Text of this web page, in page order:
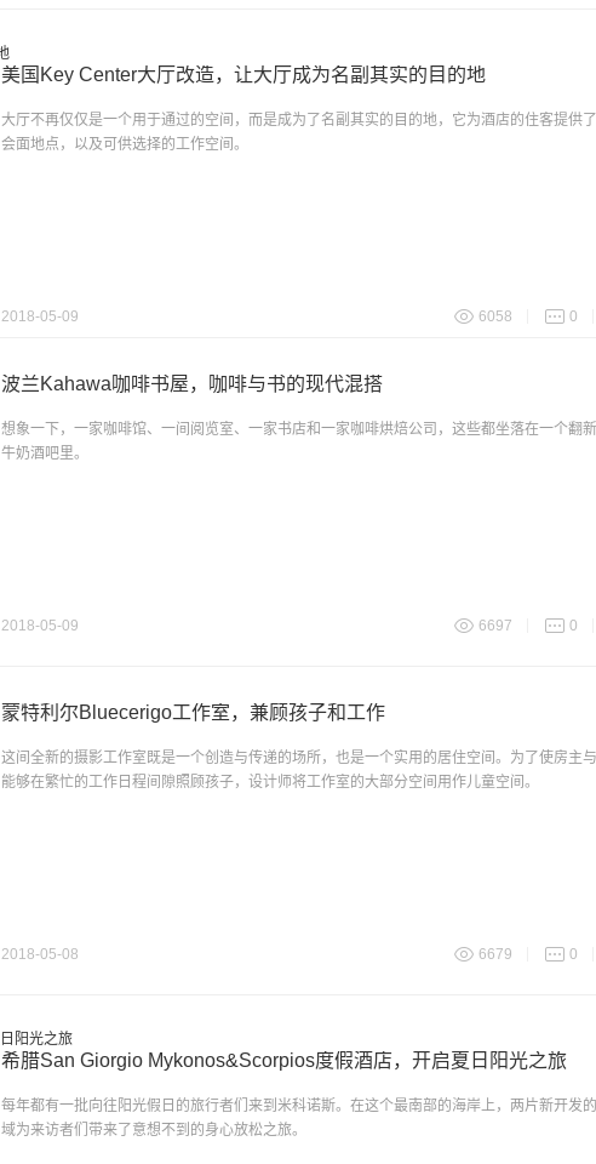
美国Key Center大厅改造，让大厅成为名副其实的目的地
大厅不再仅仅是一个用于通过的空间，而是成为了名副其实的目的地，它为酒店的住客提供
会面地点，以及可供选择的工作空间。
2018-05-09 6058 0
波兰Kahawa咖啡书屋，咖啡与书的现代混搭
想象一下，一家咖啡馆、一间阅览室、一家书店和一家咖啡烘焙公司，这些都坐落在一个翻
牛奶酒吧里。
2018-05-09 6697 0
蒙特利尔Bluecerigo工作室，兼顾孩子和工作
这间全新的摄影工作室既是一个创造与传递的场所，也是一个实用的居住空间。为了使房主
能够在繁忙的工作日程间隙照顾孩子，设计师将工作室的大部分空间用作儿童空间。
2018-05-08 6679 0
希腊San Giorgio Mykonos&Scorpios度假酒店，开启夏日阳光之旅
每年都有一批向往阳光假日的旅行者们来到米科诺斯。在这个最南部的海岸上，两片新开发
域为来访者们带来了意想不到的身心放松之旅。